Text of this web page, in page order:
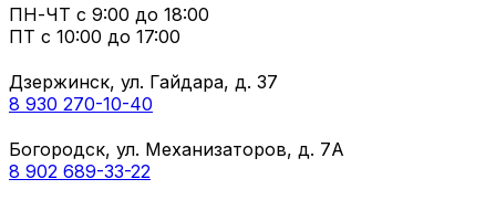
ПН-ЧТ с 9:00 до 18:00
ПТ с 10:00 до 17:00
Дзержинск, ул. Гайдара, д. 37
8 930 270-10-40
Богородск, ул. Механизаторов, д. 7А
8 902 689-33-22